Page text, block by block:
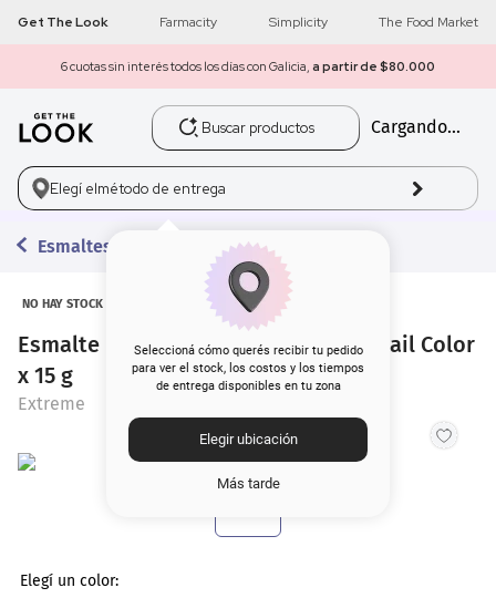
Get The Look Farmacity Simplicity The Food Market
6 cuotas sin interés todos los días con Galicia, a partir de $80.000
Buscar productos
Cargando...
Elegí elmétodo de entrega
Seleccioná cómo querés recibir tu pedido
para ver el stock, los costos y los tiempos
de entrega disponibles en tu zona
Elegir ubicación
Más tarde
Esmaltes
NO HAY STOCK
Esmalte para Uñas Extreme Winter Nail Color
x 15 g
Extreme
1 get the look
2 máscara pestañas
3.
5. corrector